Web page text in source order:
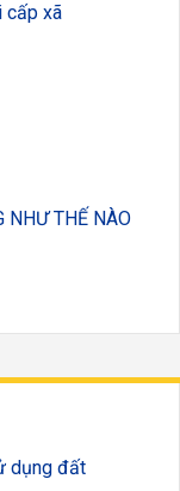
cấp xã
NHƯ THẾ NÀO
dụng đất